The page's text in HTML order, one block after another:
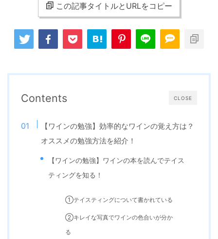
この記事タイトルとURLをコピー
CLOSE
Contents
【ワインの勉強】効率的なワインの覚え方は？
オススメの勉強方法を紹介！
【ワインの勉強】ワインの本を読んでテイス
ティングを知る！
①テイスティングについて書かれている
②キレイな写真でワインの色合いが分か
る